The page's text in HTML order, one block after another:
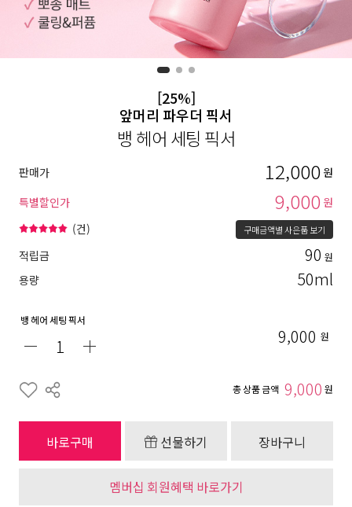
[25%]
앞머리 파우더 픽서
뱅 헤어 세팅 픽서
판매가 12,000 원
특별할인가
9,000 원
(건) 구매금액별 사은품 보기
적립금 90 원
용량 50ml
뱅 헤어 세팅 픽서
9,000 원
총 상품 금액 9,000 원
바로구매 선물하기 장바구니
멤버십 회원혜택 바로가기